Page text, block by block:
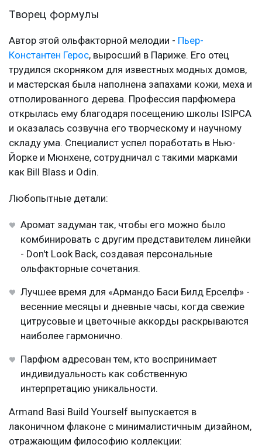
Творец формулы
Автор этой ольфакторной мелодии - Пьер-
Константен Герос, выросший в Париже. Его отец
трудился скорняком для известных модных домов,
и мастерская была наполнена запахами кожи, меха и
отполированного дерева. Профессия парфюмера
открылась ему благодаря посещению школы ISIPCA
и оказалась созвучна его творческому и научному
складу ума. Специалист успел поработать в Нью-
Йорке и Мюнхене, сотрудничал с такими марками
как Bill Blass и Odin.
Любопытные детали:
Аромат задуман так, чтобы его можно было
комбинировать с другим представителем линейки
- Don't Look Back, создавая персональные
ольфакторные сочетания.
Лучшее время для «Армандо Баси Билд Ерселф» -
весенние месяцы и дневные часы, когда свежие
цитрусовые и цветочные аккорды раскрываются
наиболее гармонично.
Парфюм адресован тем, кто воспринимает
индивидуальность как собственную
интерпретацию уникальности.
Armand Basi Build Yourself выпускается в
лаконичном флаконе с минималистичным дизайном,
отражающим философию коллекции: